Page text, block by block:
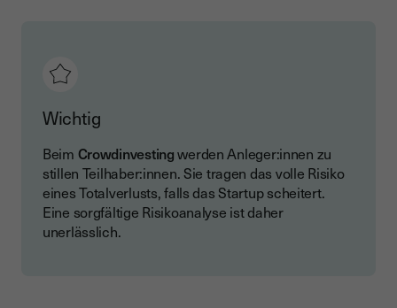
Wichtig
Beim Crowdinvestingwerden Anleger:innen zu
stillen Teilhaber:innen. Sie tragen das volle Risiko
eines Totalverlusts, falls das Startup scheitert.
Eine sorgfältige Risikoanalyse ist daher
unerlässlich.